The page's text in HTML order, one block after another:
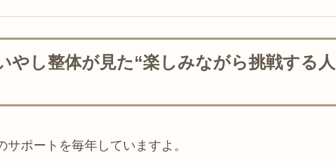
やし整体が見た“楽しみながら挑戦する
ポートを毎年していますよ。